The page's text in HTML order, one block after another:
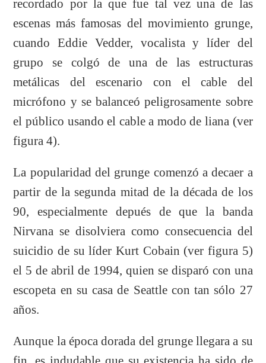
recordado por la que fue tal vez una de las
escenas más famosas del movimiento grunge,
cuando Eddie Vedder, vocalista y líder del
grupo se colgó de una de las estructuras
metálicas del escenario con el cable del
micrófono y se balanceó peligrosamente sobre
el público usando el cable a modo de liana (ver
figura 4).
La popularidad del grunge comenzó a decaer a
partir de la segunda mitad de la década de los
90, especialmente depués de que la banda
Nirvana se disolviera como consecuencia del
suicidio de su líder Kurt Cobain (ver figura 5)
el 5 de abril de 1994, quien se disparó con una
escopeta en su casa de Seattle con tan sólo 27
años.
Aunque la época dorada del grunge llegara a su
fin, es indudable que su existencia ha sido de